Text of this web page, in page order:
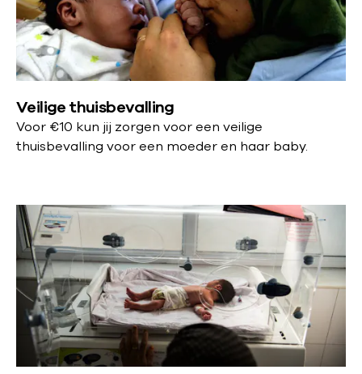
Veilige thuisbevalling
Voor €10 kun jij zorgen voor een veilige
thuisbevalling voor een moeder en haar baby.